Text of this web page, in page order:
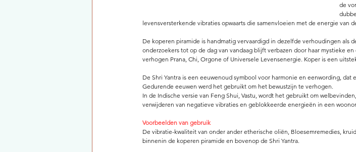
de
levensversterkende vibraties opwaarts die samenvloeien met de energie van
De koperen piramide is handmatig vervaardigd in dezelfde verhoudingen als
onderzoekers tot op de dag van vandaag blijft verbazen door haar mystieke
verhogen Prana, Chi, Orgone of Universele Levensenergie. Koper is een
De Shri Yantra is een eeuwenoud symbool voor harmonie en eenwording,
Gedurende eeuwen werd het gebruikt om het bewustzijn te verhogen.
In de Indische versie van Feng Shui, Vastu, wordt het gebruikt om
verwijderen van negatieve vibraties en geblokkeerde energieën in een
Voorbeelden van gebruik
De vibratie-kwaliteit van onder ander etherische oliën, Bloesemremedies,
binnenin de koperen piramide en bovenop de Shri Yantra.